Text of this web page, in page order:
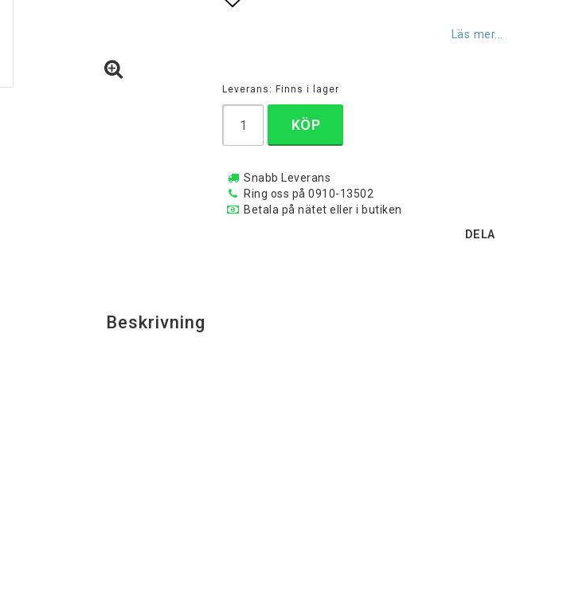
Läs mer...
Leverans: Finns i lager
KÖP
Snabb Leverans
Ring oss på 0910-13502
Betala på nätet eller i butiken
DELA
Beskrivning